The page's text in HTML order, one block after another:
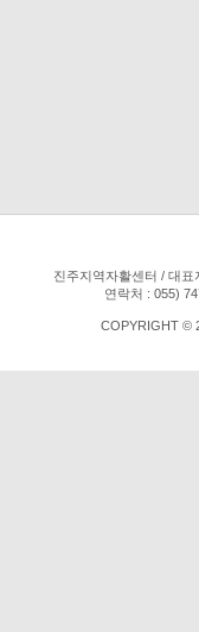
진주지역자활센터 / 대
연락처 : 055)
COPYRIGHT ©